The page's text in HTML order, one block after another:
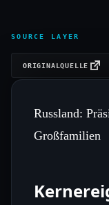
SOURCE LAYER
ORIGINALQUELLE
Russland:
Großfamilien